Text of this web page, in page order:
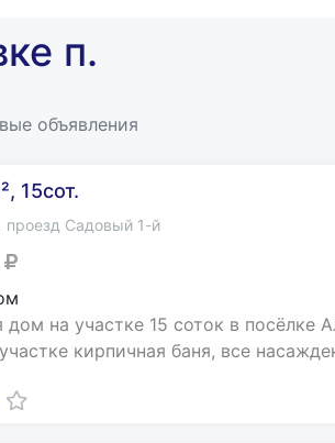
п.
объявления
15сот.
проезд Садовый 1-й
дом на участке 15 соток в посёлке
кирпичная баня, все